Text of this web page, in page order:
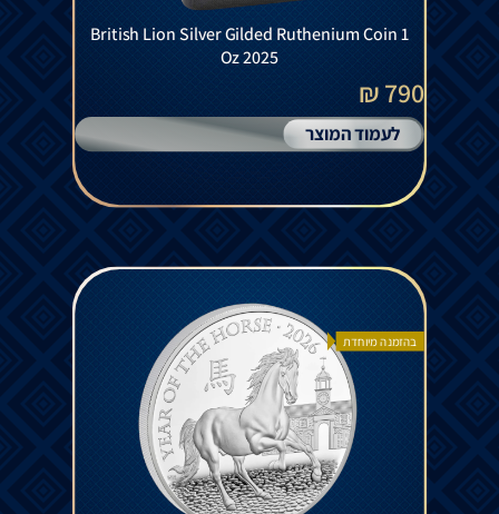
British Lion Silver Gilded Ruthenium Coin 1
Oz 2025
790 ₪
לעמוד המוצר
בהזמנה מיוחדת